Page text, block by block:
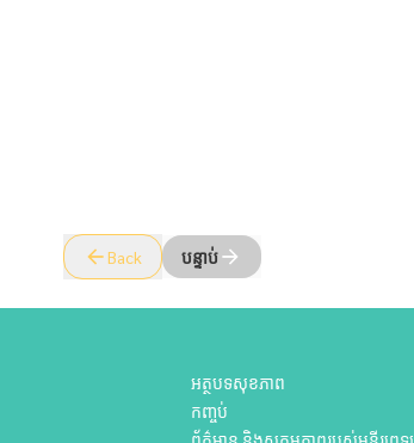
Back បន្ទាប់
អត្ថបទសុខភាព
កញ្ចប់